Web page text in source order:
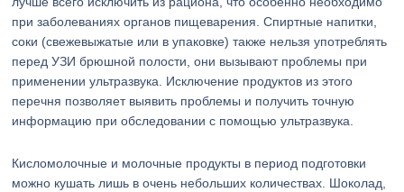
при заболеваниях органов пищеварения. Спиртные напитки,
соки (свежевыжатые или в упаковке) также нельзя употреблять
перед УЗИ брюшной полости, они вызывают проблемы при
применении ультразвука. Исключение продуктов из этого
перечня позволяет выявить проблемы и получить точную
информацию при обследовании с помощью ультразвука.
Кисломолочные и молочные продукты в период подготовки
можно кушать лишь в очень небольших количествах. Шоколад,